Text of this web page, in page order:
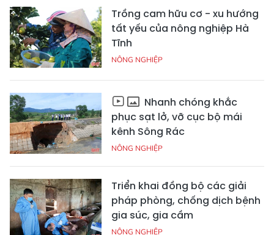
Trồng cam hữu cơ - xu hướng
tất yếu của nông nghiệp Hà
Tĩnh
NÔNG NGHIỆP
Nhanh chóng khắc
phục sạt lở, vỡ cục bộ mái
kênh Sông Rác
NÔNG NGHIỆP
Triển khai đồng bộ các giải
pháp phòng, chống dịch bệnh
gia súc, gia cầm
NÔNG NGHIỆP